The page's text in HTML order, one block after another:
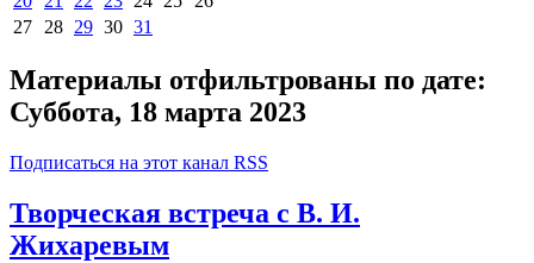
27
28 29 30 31
Материалы отфильтрованы по дате:
Суббота, 18 марта 2023
Подписаться на этот канал RSS
Творческая встреча с В. И.
Жихаревым